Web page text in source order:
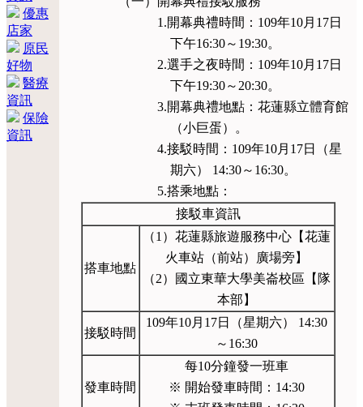
優惠
店家
原民
好物
醫療
資訊
保險
資訊
1.開幕典禮時間：109年10月17日
下午16:30～19:30。
2.選手之夜時間：109年10月17日
下午19:30～20:30。
3.開幕典禮地點：花蓮縣立體育館
（小巨蛋）。
4.接駁時間：109年10月17日（星
期六） 14:30～16:30。
5.搭乘地點：
接駁車資訊
搭車地點
（1）花蓮縣旅遊服務中心【花蓮
火車站（前站）廣場旁】
（2）國立東華大學美崙校區【隊
本部】
接駁時間
109年10月17日（星期六） 14:30
～16:30
發車時間
每10分鐘發一班車
※ 開始發車時間：14:30